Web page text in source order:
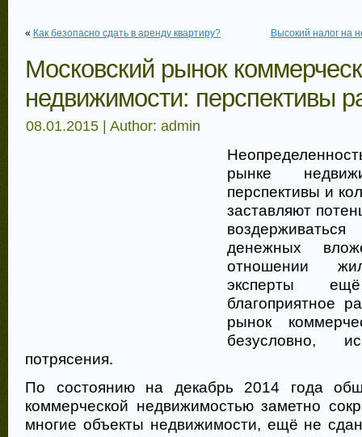
« Как безопасно сдать в аренду квартиру? Высокий налог на
Московский рынок
недвижимости: перспективы
08.01.2015 | Author: admin
рынке
перспективы и
заставляют
денежных
отношении
эксперты
благоприятное
рынок
безусловно,
потрясения.
По состоянию на декабрь 2014 года
коммерческой недвижимостью заметно
многие объекты недвижимости, ещё не